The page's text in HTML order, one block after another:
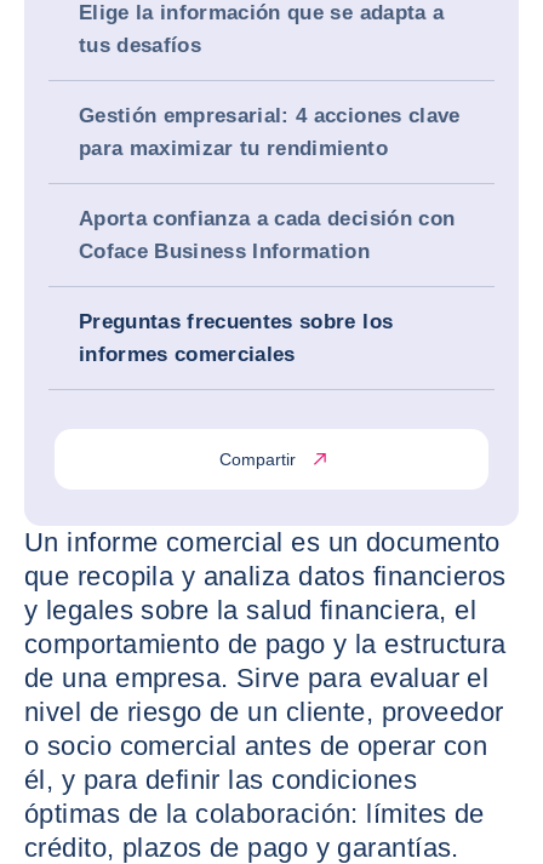
Elige la información que se adapta a
tus desafíos
Gestión empresarial: 4 acciones clave
para maximizar tu rendimiento
Aporta confianza a cada decisión con
Coface Business Information
Preguntas frecuentes sobre los
informes comerciales
Compartir
Un informe comercial es un documento
que recopila y analiza datos financieros
y legales sobre la salud financiera, el
comportamiento de pago y la estructura
de una empresa. Sirve para evaluar el
nivel de riesgo de un cliente, proveedor
o socio comercial antes de operar con
él, y para definir las condiciones
óptimas de la colaboración: límites de
crédito, plazos de pago y garantías.